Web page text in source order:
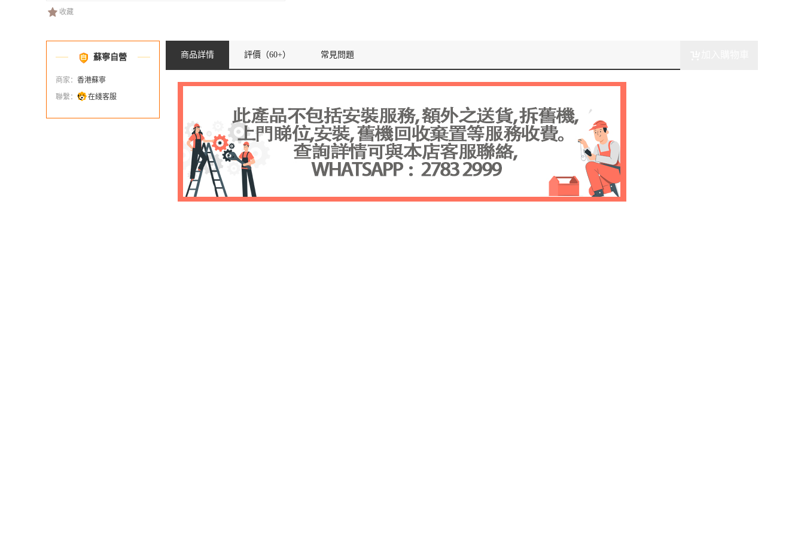
收藏
蘇寧自營
商家： 香港蘇寧
聯繫：
在綫客服
商品詳情 評價 （60+） 常見問題